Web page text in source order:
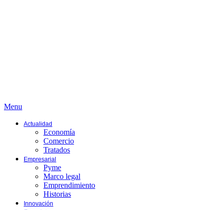
Menu
Actualidad
Economía
Comercio
Tratados
Empresarial
Pyme
Marco legal
Emprendimiento
Historias
Innovación